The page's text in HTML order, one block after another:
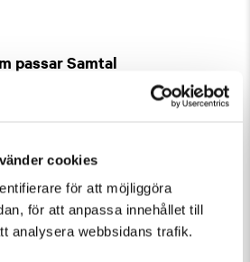
cookies
för att möjliggöra
för att anpassa innehållet till
analysera webbsidans trafik.
passar Samtal